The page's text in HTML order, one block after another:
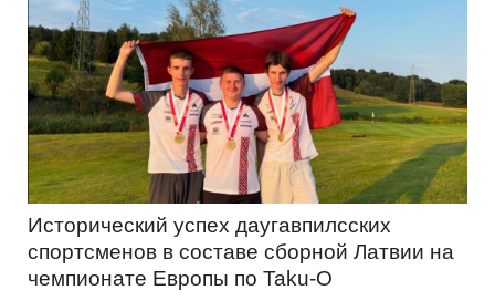
Исторический успех даугавпилсских
спортсменов в составе сборной Латвии на
чемпионате Европы по Taku-O